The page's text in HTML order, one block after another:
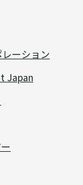
ーション
Japan